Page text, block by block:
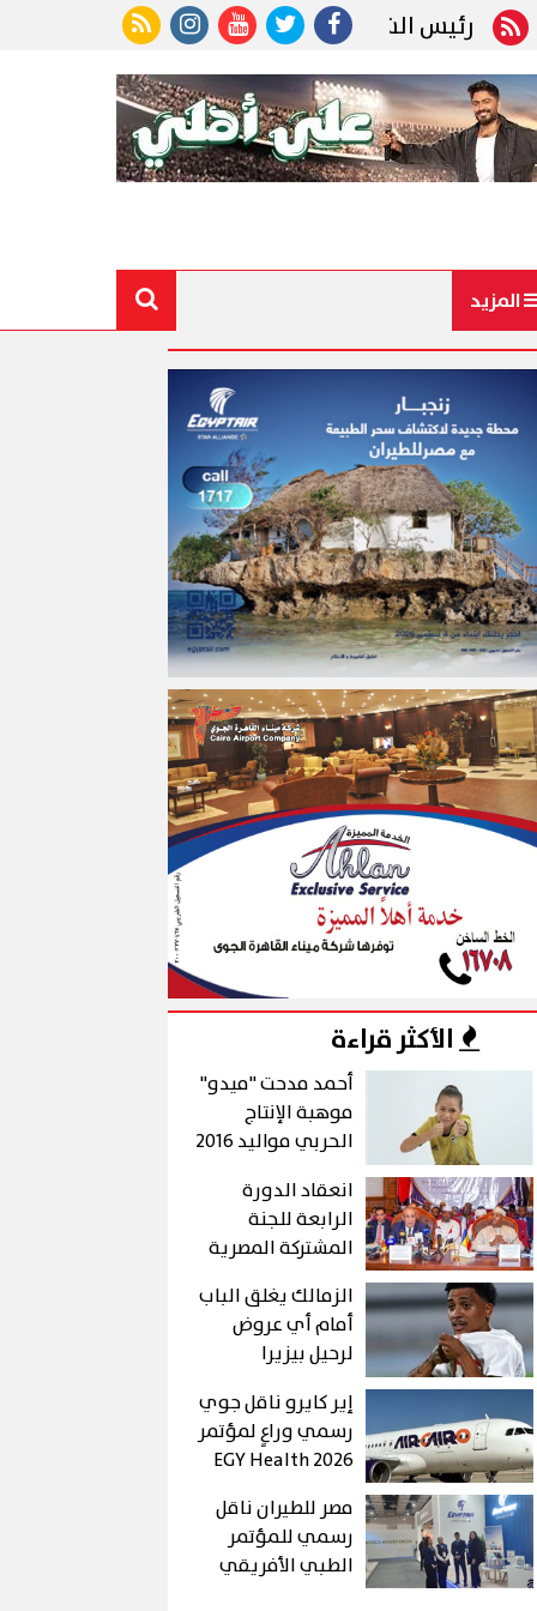
الشيوخ يؤكد للسفراء الجدد: الدبلوماسية
المزيد
الأكثر قراءة
أحمد مدحت "ميدو"
موهبة الإنتاج
الحربي مواليد 2016
انعقاد الدورة
الرابعة للجنة
المشتركة المصرية
موسعة لبحث سبل
تعزيز العلاقات
الثنائية في شتى
المجالات
الزمالك يغلق الباب
أمام أي عروض
لرحيل بيزيرا
إير كايرو ناقل جوي
رسمي وراعٍ لمؤتمر
EGY Health 2026
العلاجية في مصر
مصر للطيران ناقل
رسمي للمؤتمر
الطبي الأفريقي